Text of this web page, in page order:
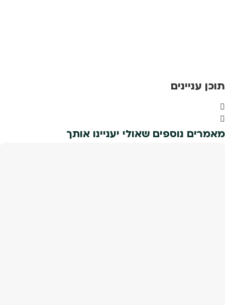
תוכן עניינים
מאמרים נוספים שאולי יעניינו אותך